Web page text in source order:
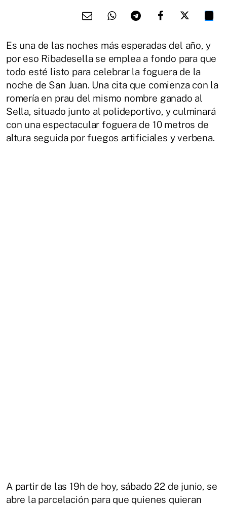
Es una de las noches más esperadas del año, y
por eso Ribadesella se emplea a fondo para que
todo esté listo para celebrar la foguera de la
noche de San Juan. Una cita que comienza con la
romería en prau del mismo nombre ganado al
Sella, situado junto al polideportivo, y culminará
con una espectacular foguera de 10 metros de
altura seguida por fuegos artificiales y verbena.
A partir de las 19h de hoy, sábado 22 de junio, se
abre la parcelación para que quienes quieran